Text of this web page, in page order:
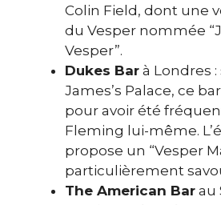
Colin Field, dont une
du Vesper nommée
Vesper”.
Dukes Bar à Londres
James’s Palace, ce
pour avoir été
Fleming lui-même.
propose un “Vesper
particulièrement
The American Bar au